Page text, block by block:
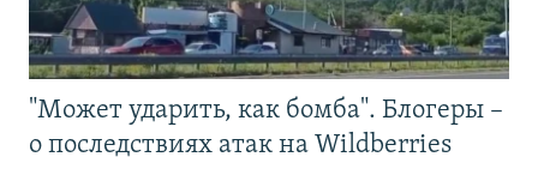
"Может ударить, как бомба". Блогеры –
о последствиях атак на Wildberries